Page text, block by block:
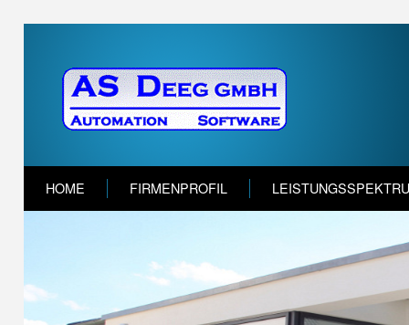
HOME FIRMENPROFIL